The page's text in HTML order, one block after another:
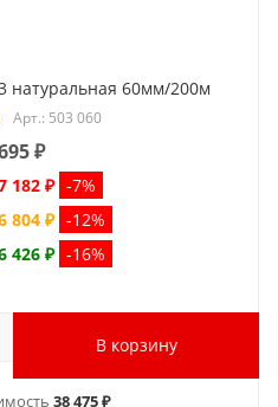
натуральная 60мм/200м
Арт.: 503 060
₽
182 ₽ -7%
804 ₽ -12%
426 ₽ -16%
В корзину
38 475 ₽